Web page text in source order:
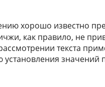
хорошо известно
как правило, не
текста
значений